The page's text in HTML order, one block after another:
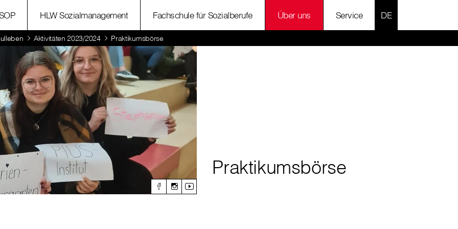
HLW Sozialmanagement Fachschule für Sozialberufe Über uns Service SPRACHE
Aktivitäten 2023/2024 Praktikumsbörse
Praktikumsbörse